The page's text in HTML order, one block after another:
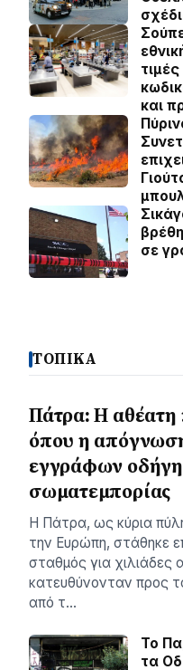
και
σε
ΤΟΠΙΚΑ
Πάτρα: Η αθέατη
όπου η
εγγράφων
σωματεμπορίας
Η Πάτρα, ως κύρια
την Ευρώπη, στάθηκε
σταθμός για χιλιάδες
κατευθύνονταν προς
από τ…
Το
τα